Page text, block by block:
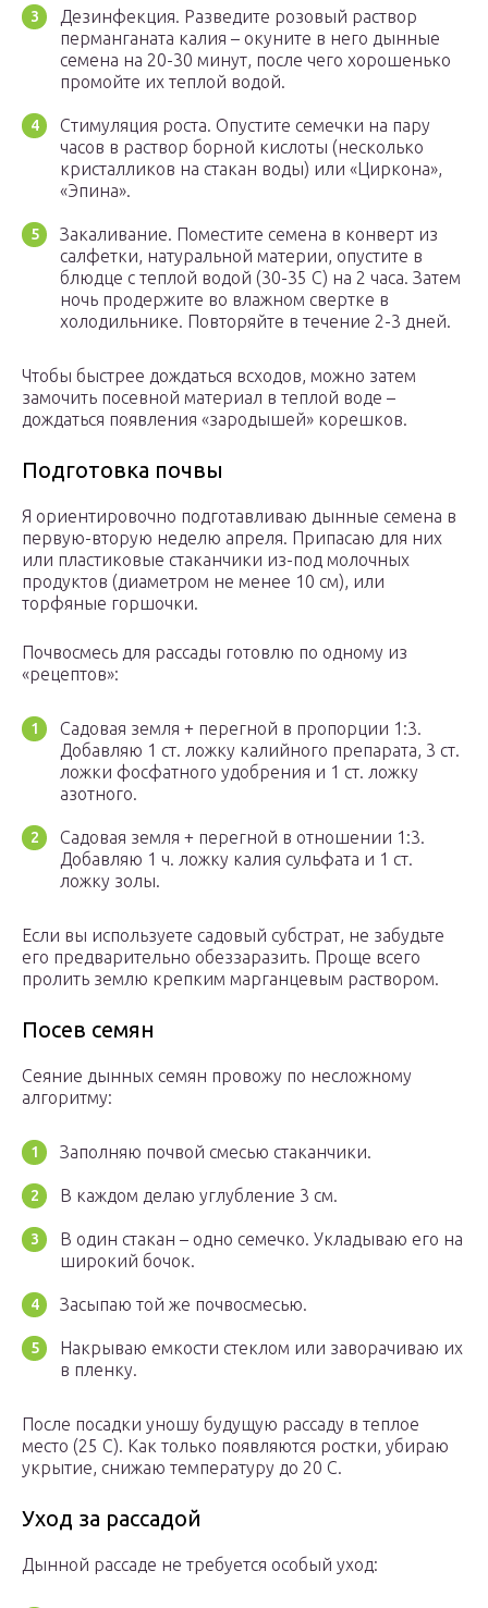
Дезинфекция. Разведите розовый раствор
перманганата калия – окуните в него дынные
семена на 20-30 минут, после чего хорошенько
промойте их теплой водой.
Стимуляция роста. Опустите семечки на пару
часов в раствор борной кислоты (несколько
кристалликов на стакан воды) или «Циркона»,
«Эпина».
Закаливание. Поместите семена в конверт из
салфетки, натуральной материи, опустите в
блюдце с теплой водой (30-35 С) на 2 часа. Затем
ночь продержите во влажном свертке в
холодильнике. Повторяйте в течение 2-3 дней.
Чтобы быстрее дождаться всходов, можно затем
замочить посевной материал в теплой воде –
дождаться появления «зародышей» корешков.
Подготовка почвы
Я ориентировочно подготавливаю дынные семена в
первую-вторую неделю апреля. Припасаю для них
или пластиковые стаканчики из-под молочных
продуктов (диаметром не менее 10 см), или
торфяные горшочки.
Почвосмесь для рассады готовлю по одному из
«рецептов»:
Садовая земля + перегной в пропорции 1:3.
Добавляю 1 ст. ложку калийного препарата, 3 ст.
ложки фосфатного удобрения и 1 ст. ложку
азотного.
Садовая земля + перегной в отношении 1:3.
Добавляю 1 ч. ложку калия сульфата и 1 ст.
ложку золы.
Если вы используете садовый субстрат, не забудьте
его предварительно обеззаразить. Проще всего
пролить землю крепким марганцевым раствором.
Посев семян
Сеяние дынных семян провожу по несложному
алгоритму:
Заполняю почвой смесью стаканчики.
В каждом делаю углубление 3 см.
В один стакан – одно семечко. Укладываю его на
широкий бочок.
Засыпаю той же почвосмесью.
Накрываю емкости стеклом или заворачиваю их
в пленку.
После посадки уношу будущую рассаду в теплое
место (25 С). Как только появляются ростки, убираю
укрытие, снижаю температуру до 20 С.
Уход за рассадой
Дынной рассаде не требуется особый уход: